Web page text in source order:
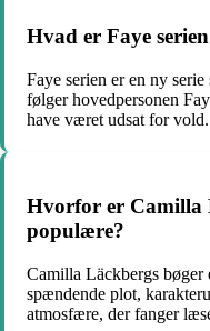
Hvad er Faye
Faye serien er en ny
følger hovedpersonen
have været udsat for
Hvorfor er Camilla
populære?
Camilla Läckbergs bøger
spændende plot,
atmosfære, der fanger